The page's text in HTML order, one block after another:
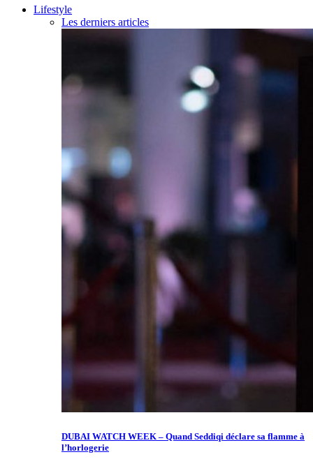
Lifestyle
Les derniers articles
DUBAI WATCH WEEK – Quand Seddiqi déclare sa flamme à
l’horlogerie